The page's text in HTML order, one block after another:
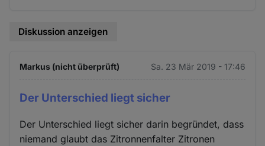
Diskussion anzeigen
Markus (nicht überprüft) Sa. 23 Mär 2019 - 17:46
Der Unterschied liegt sicher
Der Unterschied liegt sicher darin begründet, dass
niemand glaubt das Zitronnenfalter Zitronen